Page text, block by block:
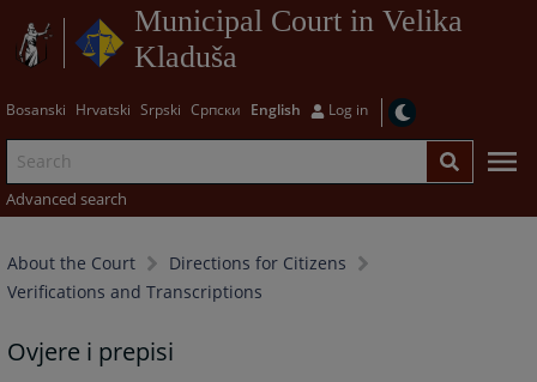
Municipal Court in Velika
Kladuša
Bosanski Hrvatski Srpski Српски English Log in
Advanced search
About the Court
Directions for Citizens
Verifications and Transcriptions
Ovjere i prepisi